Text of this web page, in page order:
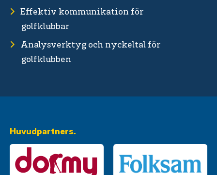
Effektiv kommunikation för
golfklubbar
Analysverktyg och nyckeltal för
golfklubben
Huvudpartners.